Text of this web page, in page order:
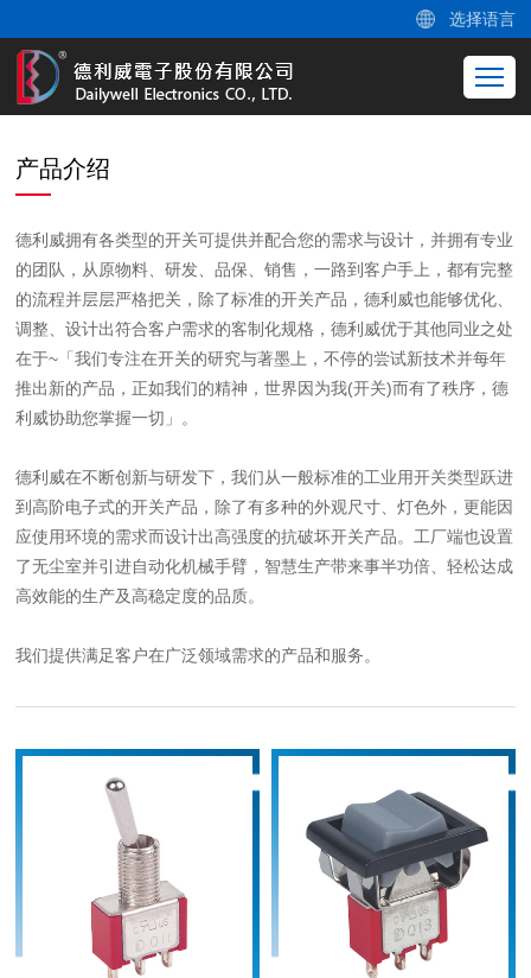
选择语言
产品介绍
德利威拥有各类型的开关可提供并配合您的需求与设计，并拥有专业
的团队，从原物料、研发、品保、销售，一路到客户手上，都有完整
的流程并层层严格把关，除了标准的开关产品，德利威也能够优化、
调整、设计出符合客户需求的客制化规格，德利威优于其他同业之处
在于~「我们专注在开关的研究与著墨上，不停的尝试新技术并每年
推出新的产品，正如我们的精神，世界因为我(开关)而有了秩序，德
利威协助您掌握一切」。
德利威在不断创新与研发下，我们从一般标准的工业用开关类型跃进
到高阶电子式的开关产品，除了有多种的外观尺寸、灯色外，更能因
应使用环境的需求而设计出高强度的抗破坏开关产品。工厂端也设置
了无尘室并引进自动化机械手臂，智慧生产带来事半功倍、轻松达成
高效能的生产及高稳定度的品质。
我们提供满足客户在广泛领域需求的产品和服务。